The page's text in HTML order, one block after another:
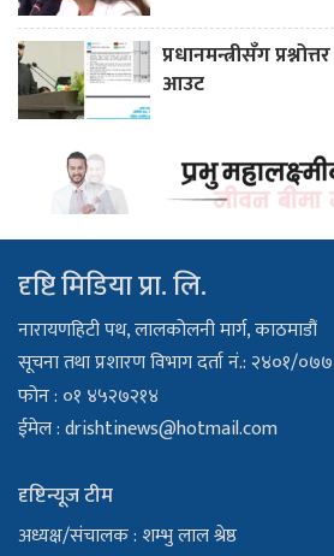
प्रधानमन्त्रीसँग
आउट
दृष्टि मिडिया प्रा. लि.
नारायणहिटी पथ, लालकोलनी मार्ग, काठमाडौं
सूचना तथा प्रशारण विभाग दर्ता नं.: २४०१/
फोन : ०१ ४५२७२१४
ईमेल :drishtinews@hotmail.com
दृष्टिन्यूज टीम
अध्यक्ष/संचालक : शम्भु लाल श्रेष्ठ